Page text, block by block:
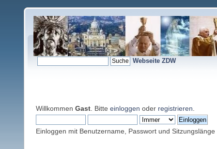
Webseite ZDW
Willkommen Gast . Bitte einloggen oder registrieren
Einloggen mit Benutzername, Passwort und Sitzungslänge